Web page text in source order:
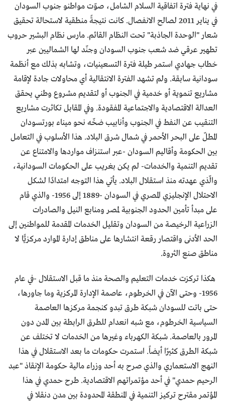
في نهاية فترة اتفاقية السلام الشامل، صوّت مواطنو جنوب السودان
في يناير 2011 لصالح الانفصال. كانت نتيجةً منطقية لاستحالة تحقيق
شعار "الوحدة الجاذبة" تحت النظام القائم. مارس نظام البشير حروب
تطهير عرقي ضد شعب جنوب السودان وجنّد لها الشماليين عبر
خطاب جهادي استمر طيلة فترة التسعينيات، وتشابه بذلك مع أنظمة
سودانية سابقة. ولم تشهد الفترة الانتقالية أي محاولات جادة لإقامة
مشاريع تنموية أو خدمية في الجنوب أو لتقديم مشروع وطني يحقق
العدالة الاقتصادية والاجتماعية المفقودة. وفي المقابل تكاثرت مشاريع
التنقيب عن النفط في الجنوب وأنابيب ضخّه نحو ميناء بورتسودان
المطلّ على البحر الأحمر في شمال شرق البلاد. هذا الأسلوب في التعامل
بين الحكومة وأقاليم السودان -عبر استنزاف مواردها والامتناع عن
تقديم التنمية والخدمات- لم يكن بغريب على الحكومات السودانية،
والّذي عهدته منذ استقلال البلاد. يأتي هذا التوجه امتدادًا لشكل
الاحتلال الإنجليزي المصري في السودان -1889 إلى 1956- والذي قام
على مبدأ تأمين الحدود الجنوبية لمصر ومنابع النيل والصادرات
الزراعية الرخيصة من السودان وتقليل الخدمات المقدمة للمواطنين إلى
الحد الأدنى واقتصار رقعة انتشارها على مناطق إدارة الموارد مركزيًّا لا
مناطق صنع الثروة.
هكذا تركزت خدمات التعليم والصحة منذ ما قبل الاستقلال -في عام
1956- وحتى الآن في الخرطوم، عاصمة الإدارة المركزية وما جاورها،
حتى باتت للسودان شبكة طرق تبدو كنجمة مركزها العاصمة
السياسية الخرطوم، مع شبه انعدام للطرق الرابطة بين المدن دون
المرور بالعاصمة. شبكة الكهرباء وغيرها من الخدمات لا تختلف عن
شبكة الطرق كثيرًا أيضاً. استمرت حكومات ما بعد الاستقلال في هذا
النهج الاستعماري والذي صرح به أحد وزراء مالية حكومة الإنقاذ "عبد
الرحيم حمدي" في أحد مؤتمراتهم الاقتصادية. طرح حمدي في هذا
المؤتمر مقترح تركيز التنمية في المنطقة المحدودة بين مدن دنقلا في